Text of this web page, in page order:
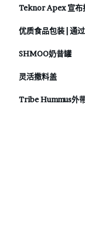
Teknor Apex 宣
优质食品包装 | 通
SHMOO奶昔罐
灵活撒料盖
Tribe Hummus外